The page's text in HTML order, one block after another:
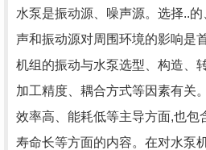
水泵是振动源、噪声源。选择..
声和振动源对周围环境的影响是
机组的振动与水泵选型、构造、
加工精度、耦合方式等因素有关
效率高、能耗低等主导方面,也包
寿命长等方面的内容。在对水泵